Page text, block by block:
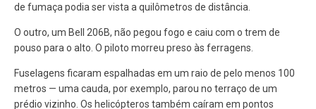
de fumaça podia ser vista a quilômetros de distância.
O outro, um Bell 206B, não pegou fogo e caiu com o trem de
pouso para o alto. O piloto morreu preso às ferragens.
Fuselagens ficaram espalhadas em um raio de pelo menos 100
metros — uma cauda, por exemplo, parou no terraço de um
prédio vizinho. Os helicópteros também caíram em pontos